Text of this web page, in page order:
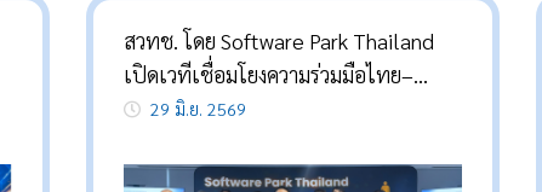
สวทช. โดย Software Park Thailand
เปิดเวทีเชื่อมโยงความร่วมมือไทย–
ไต้หวัน ผ่านกิจกรรม “SWP Event:
ธุรกิจและนวัตกรรมสู่ตลาดโลก
29 มิ.ย. 2569